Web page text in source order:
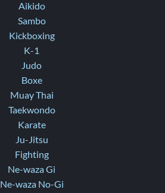
Aikido
Sambo
Kickboxing
K-1
Judo
Boxe
Muay Thai
Taekwondo
Karate
Ju-Jitsu
Fighting
Ne-waza Gi
Ne-waza No-Gi